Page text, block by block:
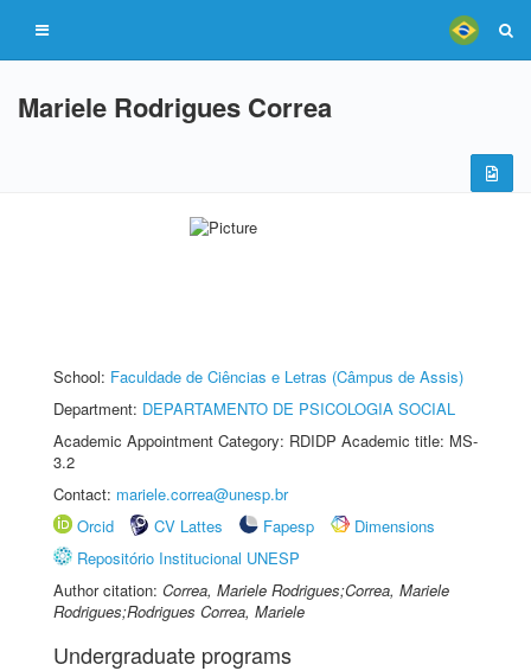
Mariele Rodrigues Correa
School: Faculdade de Ciências e Letras (Câmpus de Assis)
Department: DEPARTAMENTO DE PSICOLOGIA SOCIAL
Academic Appointment Category: RDIDP Academic title: MS-
3.2
Contact: mariele.correa@unesp.br
Orcid
CV Lattes Fapesp
Dimensions
Repositório Institucional UNESP
Author citation: Correa, Mariele Rodrigues;Correa, Mariele
Rodrigues;Rodrigues Correa, Mariele
Undergraduate programs